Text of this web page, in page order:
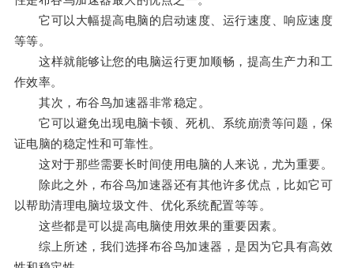
它可以大幅提高电脑的启动速度、运行速度、响应速度
等等。
这样就能够让您的电脑运行更加顺畅，提高生产力和工
作效率。
其次，布谷鸟加速器非常稳定。
它可以避免出现电脑卡顿、死机、系统崩溃等问题，保
证电脑的稳定性和可靠性。
这对于那些需要长时间使用电脑的人来说，尤为重要。
除此之外，布谷鸟加速器还有其他许多优点，比如它可
以帮助清理电脑垃圾文件、优化系统配置等等。
这些都是可以提高电脑使用效果的重要因素。
综上所述，我们选择布谷鸟加速器，是因为它具有高效